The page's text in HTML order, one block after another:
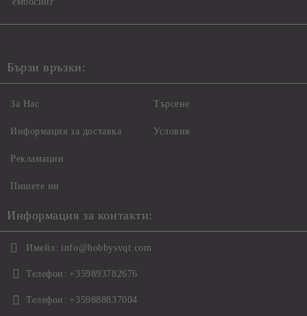
Бързи връзки:
За Нас
Информация за доставка
Рекламации
Пишете ни
Търсене
Условия
Информация за контакти:
Имейл: info@hobbysvqt.com
Телефон: +359893782676
Телефон: +359888837004